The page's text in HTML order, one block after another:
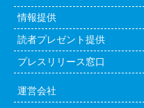
情報提供
読者プレゼント提供
プレスリリース窓口
運営会社